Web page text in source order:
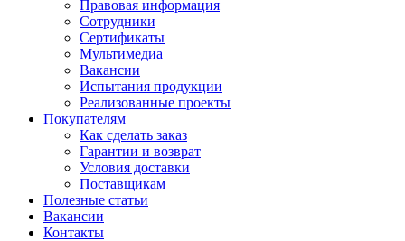
Правовая информация
Сотрудники
Сертификаты
Мультимедиа
Вакансии
Испытания продукции
Реализованные проекты
Покупателям
Как сделать заказ
Гарантии и возврат
Условия доставки
Поставщикам
Полезные статьи
Вакансии
Контакты